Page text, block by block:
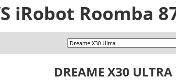
iRobot Roomba
DREAME X30 ULTRA